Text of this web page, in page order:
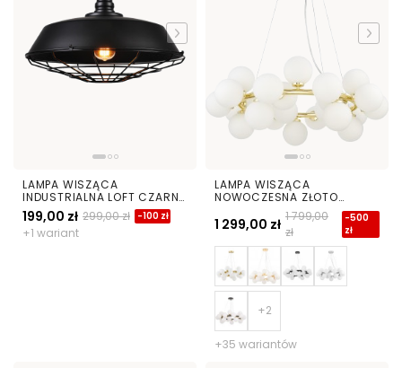
LAMPA WISZĄCA
INDUSTRIALNA LOFT CZARNA
ARIGIO D45
199,00 zł 299,00 zł -100 zł
+1 wariant
LAMPA WISZĄCA
NOWOCZESNA ZŁOTO
KLASYCZNE BIAŁE KULE
MARSIADA 25
1 299,00 zł 1 799,00
zł
-500
zł
+35 wariantów